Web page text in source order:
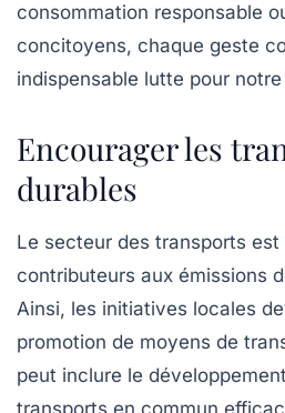
consommation responsable
concitoyens, chaque geste
indispensable lutte pour
Encourager les
durables
Le secteur des transports est
contributeurs aux émissions
Ainsi, les initiatives locales
promotion de moyens de
peut inclure le
transports en commun